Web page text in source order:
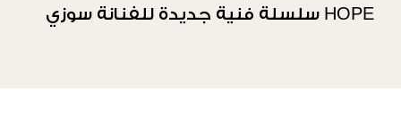
HOPE سلسلة فنية جديدة للفنانة سوزي